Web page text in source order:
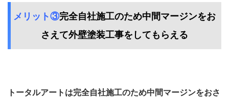
メリット③完全自社施工のため中間マージンをお
さえて外壁塗装工事をしてもらえる
トータルアートは完全自社施工のため中間マージンをおさ